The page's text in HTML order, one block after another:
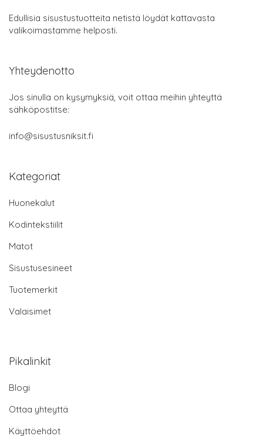
Edullisia sisustustuotteita netistä löydät kattavasta
valikoimastamme helposti.
Yhteydenotto
Jos sinulla on kysymyksiä, voit ottaa meihin yhteyttä
sähköpostitse:
info@sisustusniksit.fi
Kategoriat
Huonekalut
Kodintekstiilit
Matot
Sisustusesineet
Tuotemerkit
Valaisimet
Pikalinkit
Blogi
Ottaa yhteyttä
Käyttöehdot